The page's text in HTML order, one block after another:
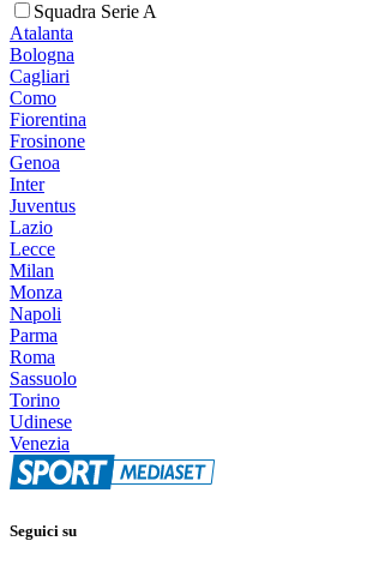
Squadra Serie A
Atalanta
Bologna
Cagliari
Como
Fiorentina
Frosinone
Genoa
Inter
Juventus
Lazio
Lecce
Milan
Monza
Napoli
Parma
Roma
Sassuolo
Torino
Udinese
Venezia
Seguici su